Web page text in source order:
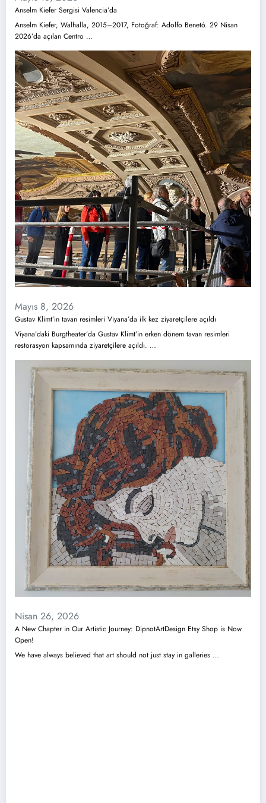
Anselm Kiefer Sergisi Valencia’da
Anselm Kiefer, Walhalla, 2015–2017, Fotoğraf: Adolfo Benetó. 29 Nisan
2026’da açılan Centro …
Mayıs 8, 2026
Gustav Klimt’in tavan resimleri Viyana’da ilk kez ziyaretçilere açıldı
Viyana’daki Burgtheater’da Gustav Klimt’in erken dönem tavan resimleri
restorasyon kapsamında ziyaretçilere açıldı. …
Nisan 26, 2026
A New Chapter in Our Artistic Journey: DipnotArtDesign Etsy Shop is Now
Open!
We have always believed that art should not just stay in galleries …